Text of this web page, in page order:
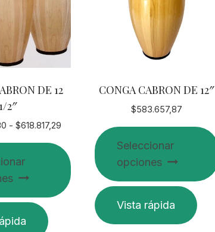
DE 12
1/2″
- $618.817,29
precios:
desde
$550.743,30
hasta
$618.817,29
CONGA CABRON DE 12″
$583.657,87
Seleccionar
opciones
Este
producto
tiene
Vista rápida